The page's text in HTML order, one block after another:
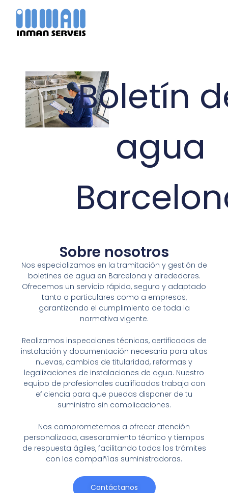
contenido
Boletín
agua
Sobre nosotros
Nos especializamos en la tramitación y gestión de
boletines de agua en Barcelona y alrededores.
Ofrecemos un servicio rápido, seguro y adaptado
tanto a particulares como a empresas,
garantizando el cumplimiento de toda la
normativa vigente.
Realizamos inspecciones técnicas, certificados de
instalación y documentación necesaria para altas
nuevas, cambios de titularidad, reformas y
legalizaciones de instalaciones de agua. Nuestro
equipo de profesionales cualificados trabaja con
eficiencia para que puedas disponer de tu
suministro sin complicaciones.
Nos comprometemos a ofrecer atención
personalizada, asesoramiento técnico y tiempos
de respuesta ágiles, facilitando todos los trámites
con las compañías suministradoras.
Contáctanos